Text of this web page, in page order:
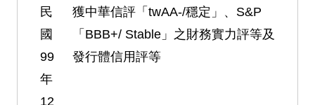
民
國
99
年
12
獲中華信評「twAA-/穩定」、S&P
「BBB+/ Stable」之財務實力評等及
發行體信用評等